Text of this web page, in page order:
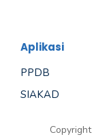
Aplikasi
PPDB
SIAKAD
Copyright